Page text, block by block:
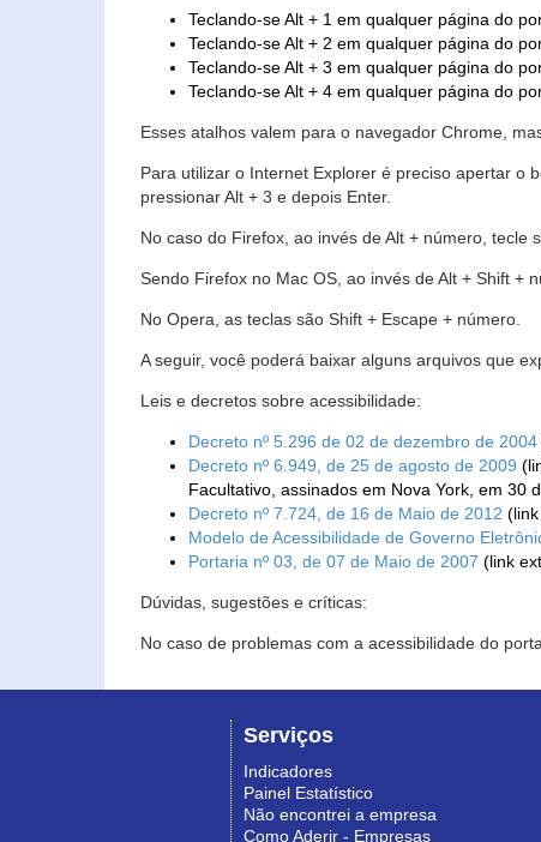
Teclando-se Alt + 1 em qualquer página do
Teclando-se Alt + 2 em qualquer página do
Teclando-se Alt + 3 em qualquer página do
Teclando-se Alt + 4 em qualquer página do
Esses atalhos valem para o navegador Chrome,
Para utilizar o Internet Explorer é preciso apertar o
pressionar Alt + 3 e depois Enter.
No caso do Firefox, ao invés de Alt + número, tecle
Sendo Firefox no Mac OS, ao invés de Alt + Shift +
No Opera, as teclas são Shift + Escape + número.
A seguir, você poderá baixar alguns arquivos que
Leis e decretos sobre acessibilidade:
Decreto nº 5.296 de 02 de dezembro de 2004
Decreto nº 6.949, de 25 de agosto de 2009
Facultativo, assinados em Nova York, em 30
Decreto nº 7.724, de 16 de Maio de 2012
Modelo de Acessibilidade de Governo
Portaria nº 03, de 07 de Maio de 2007 (link
Dúvidas, sugestões e críticas:
No caso de problemas com a acessibilidade do
Serviços
Indicadores
Painel Estatístico
Não encontrei a empresa
Como Aderir - Empresas